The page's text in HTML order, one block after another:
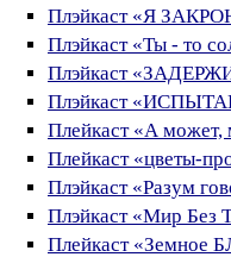
Плэйкаст «Я
Плэйкаст «Ты - то
Плэйкаст
Плэйкаст
Плейкаст «А может,
Плейкаст «цветы-
Плэйкаст «Разум
Плэйкаст «Мир Без
Плейкаст